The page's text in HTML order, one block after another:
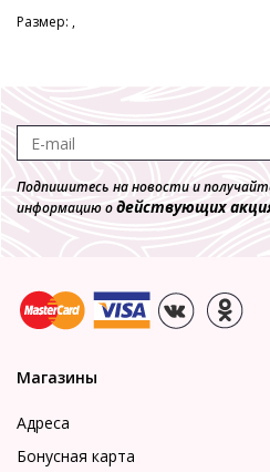
Размер: ,
Подпишитесь на новости и
информацию одействующих
Магазины
Адреса
Бонусная карта